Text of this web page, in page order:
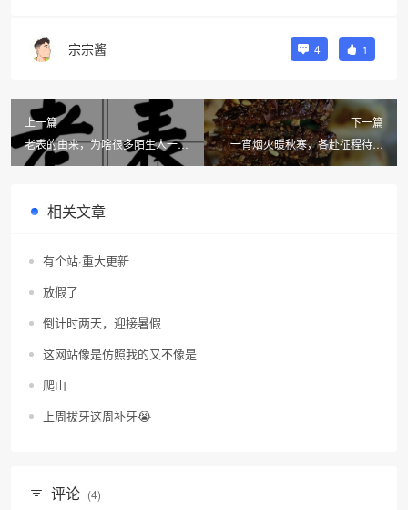
宗宗酱 4 1
上一篇
老表的由来，为啥很多陌生人一打
招呼就是喊老表。
下一篇
一宵烟火暖秋寒，各赴征程待岁
圆。
相关文章
有个站·重大更新
放假了
倒计时两天，迎接暑假
这网站像是仿照我的又不像是
爬山
上周拔牙这周补牙😭
评论 (4)